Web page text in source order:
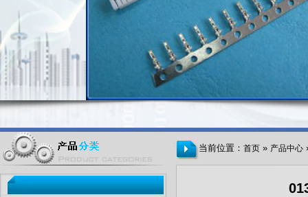
当前位置： 首页 » 产品中心